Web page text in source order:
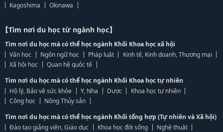
Kagoshima
Okinawa
【Tìm nơi du học từ ngành học】
Tìm nơi du học mà có thể học ngành Khối Khoa học xã hội
Văn học
Ngôn ngữ học Pháp luật
Kinh tế, Kinh doanh, Thương mại
Xã hội học
Quan hệ quốc tế
Tìm nơi du học mà có thể học ngành Khối Khoa học tự nhiên
Hộ lý, Bảo vệ sức khỏe
Y, Nha Dược
Khoa học tự nhiên
Công học
Nông Thủy sản
Tìm nơi du học mà có thể học ngành Khối tổng hợp (Tự nhiên và Xã hội)
Đào tạo giảng viên, Giáo dục
Khoa học đời sống
Nghệ thuật